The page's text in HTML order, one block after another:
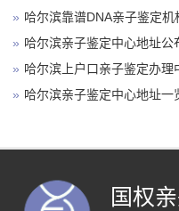
» 哈尔滨靠谱DNA亲子鉴定
» 哈尔滨亲子鉴定中心地址公
» 哈尔滨上户口亲子鉴定办理
» 哈尔滨亲子鉴定中心地址一
国权